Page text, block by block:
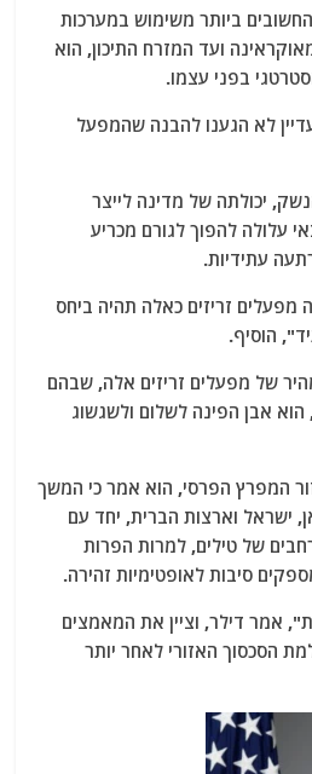
ביותר משימוש במערכות
ועד המזרח התיכון, הוא
בפני עצמו.
לא הגענו להבנה שהמפעל
יכולתה של מדינה לייצר
עלולה להפוך לגורם מכריע
עתידיות.
מפעלים זריזים כאלה תהיה ביחס
הוסיף.
של מפעלים זריזים אלה, שבהם
אבן הפינה לשלום ולשגשוג
המפרץ הפרסי, הוא אמר כי המשך
ישראל וארצות הברית, יחד עם
של טילים, למרות הפרות
סיבות לאופטימיות זהירה.
אמר דילר, וציין את המאמצים
הסכסוך האזורי לאחר יותר